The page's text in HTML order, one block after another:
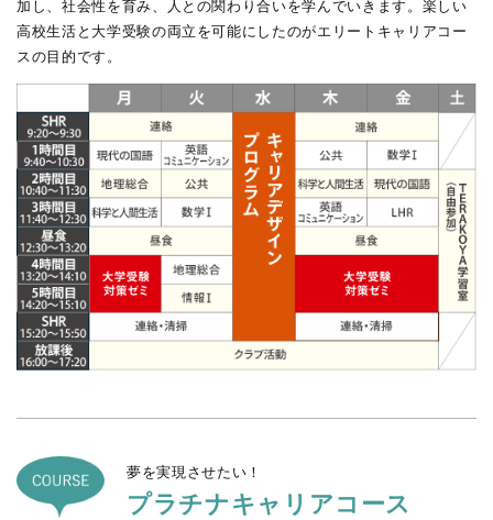
加し、社会性を育み、人との関わり合いを学んでいきます。楽しい
高校生活と大学受験の両立を可能にしたのがエリートキャリアコー
スの目的です。
夢を実現させたい！
プラチナキャリアコース